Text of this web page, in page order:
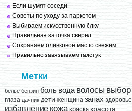
Если шумят соседи
Советы по уходу за паркетом
Выбираем искусственную ёлку
Правильная заточка сверел
Сохраняем оливковое масло свежим
Правильно завязываем галстук
Метки
белье бензин боль вода волосы выбор
глаза дачник дети женщина запах здоровье
избавление кожа краска красота